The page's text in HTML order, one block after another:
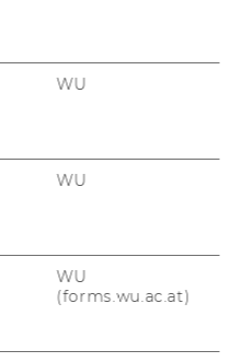
WU
WU
WU
(forms.wu.ac.at)